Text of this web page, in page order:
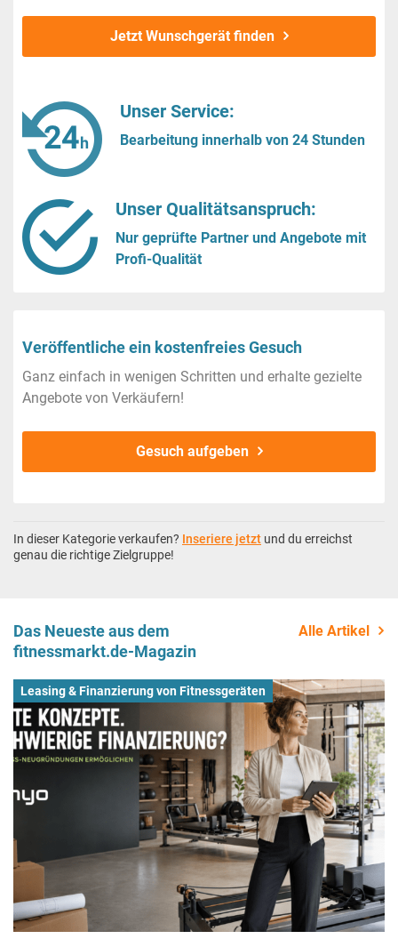
Jetzt Wunschgerät finden
Unser Service:
Bearbeitung innerhalb von 24 Stunden
Unser Qualitätsanspruch:
Nur geprüfte Partner und Angebote mit
Profi-Qualität
Veröffentliche ein kostenfreies Gesuch
Ganz einfach in wenigen Schritten und erhalte gezielte
Angebote von Verkäufern!
Gesuch aufgeben
In dieser Kategorie verkaufen? Inseriere jetzt und du erreichst
genau die richtige Zielgruppe!
Das Neueste aus dem
fitnessmarkt.de-Magazin
Alle Artikel
Leasing & Finanzierung von Fitnessgeräten